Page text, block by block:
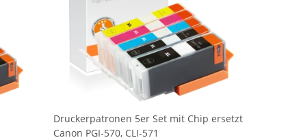
Druckerpatronen 5er Set mit Chip ersetzt
Canon PGI-570, CLI-571